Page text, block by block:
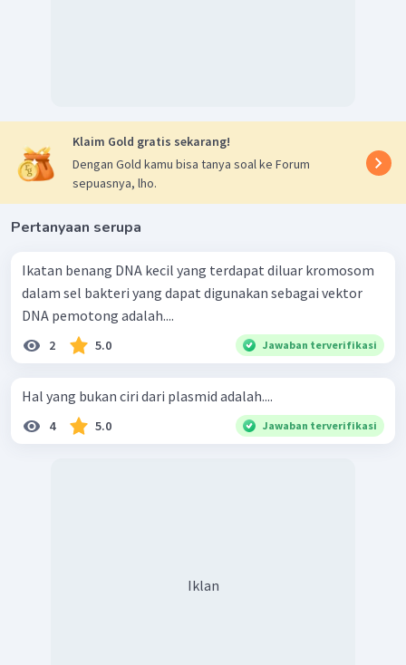
Klaim Gold gratis sekarang!
Dengan Gold kamu bisa tanya soal ke Forum
sepuasnya, lho.
Pertanyaan serupa
Ikatan benang DNA kecil yang terdapat diluar kromosom
dalam sel bakteri yang dapat digunakan sebagai vektor
DNA pemotong adalah....
2 5.0 Jawaban terverifikasi
Hal yang bukan ciri dari plasmid adalah....
4 5.0 Jawaban terverifikasi
Iklan